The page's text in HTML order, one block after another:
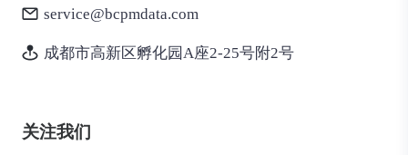
service@bcpmdata.com
成都市高新区孵化园A座2-25号附2号
关注我们